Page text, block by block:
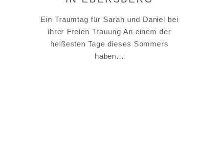
Ein Traumtag für Sarah und Daniel bei
ihrer Freien Trauung An einem der
heißesten Tage dieses Sommers
haben…